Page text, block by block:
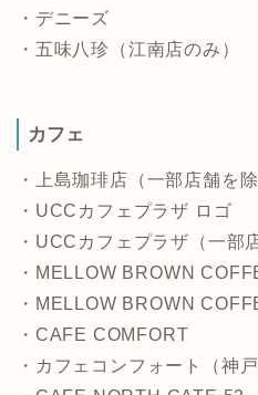
・デニーズ
・五味八珍（江南店のみ）
カフェ
・上島珈琲店（一部店舗を除
・UCCカフェプラザ ロゴ
・UCCカフェプラザ（一部
・MELLOW BROWN
・MELLOW BROWN
・CAFE COMFORT
・カフェコンフォート（神